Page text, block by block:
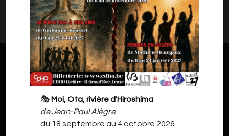
🎭 Moi, Ota, rivière d'Hiroshima
de Jean-Paul Alègre
du 18 septembre au 4 octobre 2026
Il n'y a rien à vous proposer pour l'instant.
Veuillez revenir plus tard.